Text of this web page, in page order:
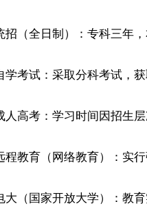
招（全日制）：专科三年
学考试：采取分科考试，
人高考：学习时间因招生
程教育（网络教育）：实
大（国家开放大学）：教